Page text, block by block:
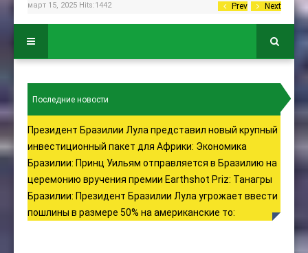
Prev Next
март 15, 2025 Hits:1442
Последние новости
Президент Бразилии Лула представил новый крупный
инвестиционный пакет для Африки: Экономика
Бразилии: Принц Уильям отправляется в Бразилию на
церемонию вручения премии Earthshot Priz: Танагры
Бразилии: Президент Бразилии Лула угрожает ввести
пошлины в размере 50% на американские то: